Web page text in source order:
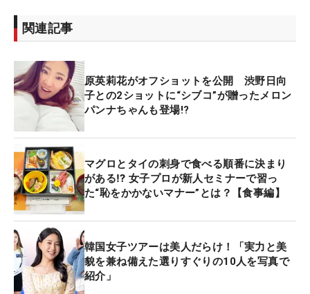
関連記事
原英莉花がオフショットを公開 渋野日向
子との2ショットに“シブコ”が贈ったメロン
パンナちゃんも登場!?
マグロとタイの刺身で食べる順番に決まり
がある⁉ 女子プロが新人セミナーで習っ
た“恥をかかないマナー”とは？【食事編】
韓国女子ツアーは美人だらけ！「実力と美
貌を兼ね備えた選りすぐりの10人を写真で
紹介」